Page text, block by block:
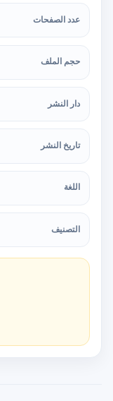
عدد الصفحات
حجم الملف
دار النشر
تاريخ النشر
اللغة
التصنيف